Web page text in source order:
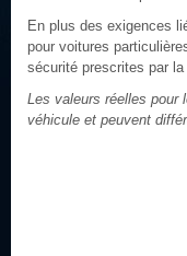
En plus des exigences
pour voitures
sécurité prescrites par la
Les valeurs réelles pour
véhicule et peuvent